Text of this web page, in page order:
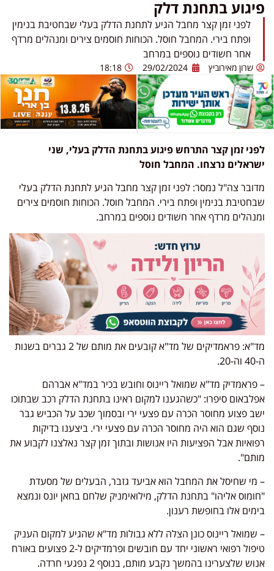
פיגוע בתחנת דלק
לפני זמן קצר מחבל הגיע לתחנת הדלק בעלי שבחטיבת בנימין
ופתח בירי. המחבל חוסל. הכוחות חוסמים צירים ומנהלים מרדף
אחר חשודים נוספים במרחב
שרון מאירוביץ 29/02/2024
18:18
לפני זמן קצר התרחש פיגוע בתחנת הדלק בעלי, שני
ישראלים נרצחו. המחבל חוסל
מדובר צה"ל נמסר: לפני זמן קצר מחבל הגיע לתחנת הדלק בעלי
שבחטיבת בנימין ופתח בירי. המחבל חוסל. הכוחות חוסמים צירים
ומנהלים מרדף אחר חשודים נוספים במרחב.
מד"א: פראמדיקים של מד"א קובעים את מותם של 2 גברים בשנות
ה-40 וה-20.
– פראמדיק מד"א שמואל ריינוס וחובש בכיר במד"א אברהם
אפלבאום סיפרו: "כשהגענו למקום ראינו בתחנת הדלק רכב שבתוכו
ישב פצוע מחוסר הכרה עם פצעי ירי ובסמוך שכב על הכביש גבר
נוסף שגם הוא היה מחוסר הכרה עם פצעי ירי. ביצענו בדיקות
רפואיות אבל הפציעות היו אנושות ובתוך זמן קצר נאלצנו לקבוע את
מותם".
– מי שחיסל את המחבל הוא אביעד גזבר, הבעלים של מסעדת
"חומוס אליהו" בתחנת הדלק, מילואימניק שלחם בחאן יונס ונמצא
בימים אלו בחופשת רענון.
– שמואל ריינוס כונן הצלה ללא גבולות מד"א שהגיע למקום העניק
טיפול רפואי ראשוני יחד עם חובשים ופרמדיקים ל-2 פצועים באורח
אנוש שלצערינו בהמשך נקבע מותם, בנוסף 2 נפגעי חרדה.